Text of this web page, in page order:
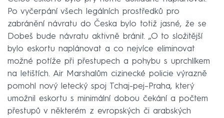
Po vyčerpání všech legálních prostředků pro
zabránění návratu do Česka bylo totiž jasné, že se
Dobeš bude návratu aktivně bránit. „O to složitější
bylo eskortu naplánovat a co nejvíce eliminovat
možné potíže při přestupech a pohybu s uprchlíkem
na letištích. Air Marshalům cizinecké policie výrazně
pomohl nový letecký spoj Tchaj-pej–Praha, který
umožnil eskortu s minimální dobou čekání a počtem
přestupů v některém z evropských či arabských